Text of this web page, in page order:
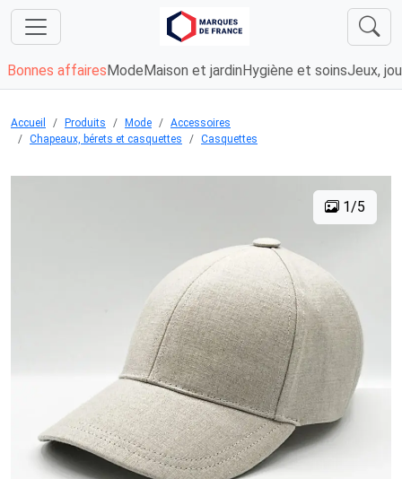
Bonnes affaires Mode Maison et jardin Hygiène et soinsJeux,
Accueil Produits Mode
Accessoires
Chapeaux, bérets et casquettes
Casquettes
1/5